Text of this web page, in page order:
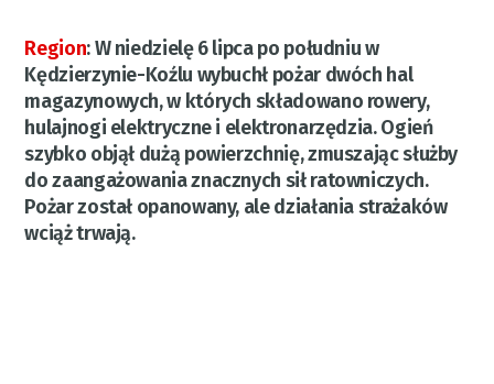
Region:W niedzielę 6 lipca po południu w
Kędzierzynie-Koźlu wybuchł pożar dwóch hal
magazynowych, w których składowano rowery,
hulajnogi elektryczne i elektronarzędzia. Ogień
szybko objął dużą powierzchnię, zmuszając służby
do zaangażowania znacznych sił ratowniczych.
Pożar został opanowany, ale działania strażaków
wciąż trwają.